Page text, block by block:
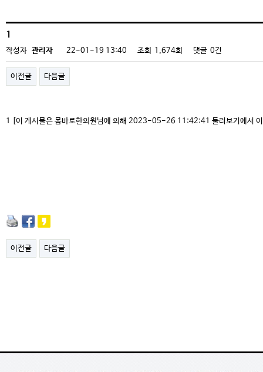
1
작성자 관리자 22-01-19 13:40 조회 1,674회 댓글 0건
이전글 다음글
1 [이 게시물은 몸바로한의원님에 의해 2023-05-26 11:42:41 둘러보기에서
이전글 다음글